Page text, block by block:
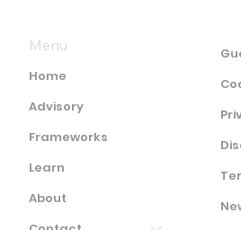
Home
Advisory
Frameworks
Learn
About
Menu